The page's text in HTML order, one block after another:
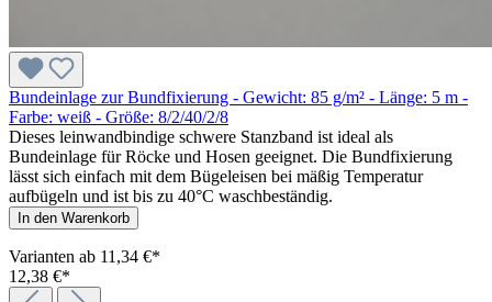
Bundeinlage zur Bundfixierung - Gewicht: 85 g/m² - Länge: 5 m -
Farbe: weiß - Größe: 8/2/40/2/8
Dieses leinwandbindige schwere Stanzband ist ideal als
Bundeinlage für Röcke und Hosen geeignet. Die Bundfixierung
lässt sich einfach mit dem Bügeleisen bei mäßig Temperatur
aufbügeln und ist bis zu 40°C waschbeständig.
In den Warenkorb
Varianten ab 11,34 €*
12,38 €*